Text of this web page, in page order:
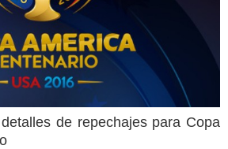
de repechajes para Copa